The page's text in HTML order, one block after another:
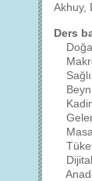
Akhuy,
Ders
Dijital